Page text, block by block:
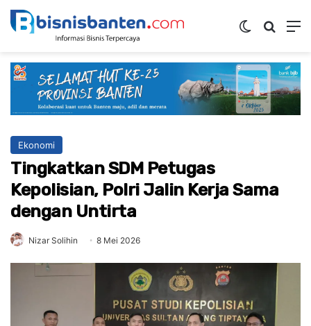
Switch skin
Ekonomi
Tingkatkan SDM Petugas
Kepolisian, Polri Jalin Kerja Sama
dengan Untirta
Nizar Solihin 8 Mei 2026